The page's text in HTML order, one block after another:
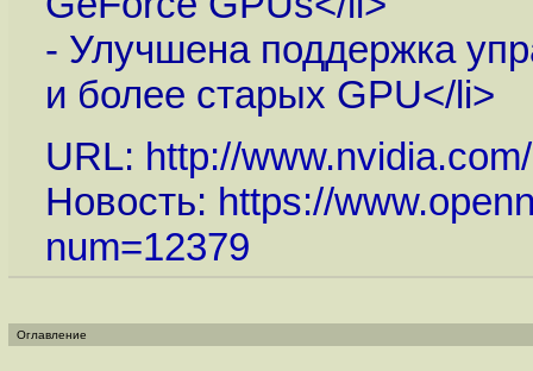
- Улучшена поддержка
и более старых GPU</li>
URL: http://
Новость: https://
num=12379
Оглавление